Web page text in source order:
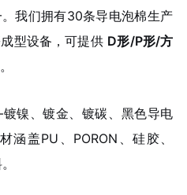
我们拥有30条导电泡棉生产
型设备，可提供 D形/P形/方
镍、镀金、镀碳、黑色导电
盖PU、PORON、硅胶、